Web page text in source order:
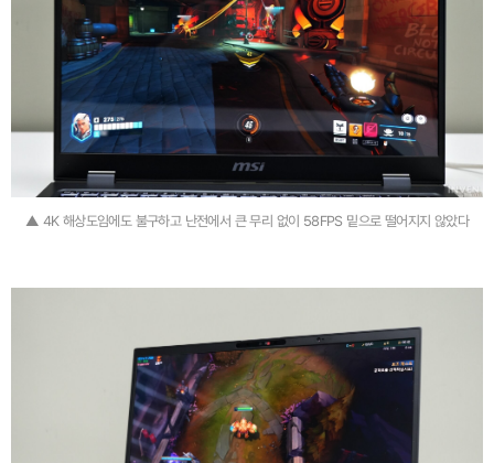
▲ 4K 해상도임에도 불구하고 난전에서 큰 무리 없이 58FPS 밑으로 떨어지지 않았다